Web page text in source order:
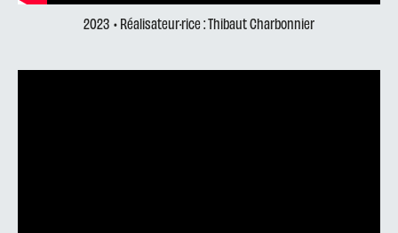
2023 • Réalisateur·rice : Thibaut Charbonnier